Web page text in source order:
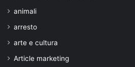
animali
arresto
arte e cultura
Article marketing